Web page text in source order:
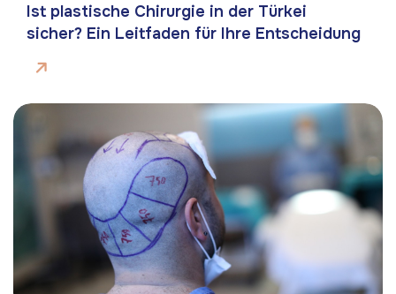
Ist plastische Chirurgie in der Türkei
sicher? Ein Leitfaden für Ihre Entscheidung